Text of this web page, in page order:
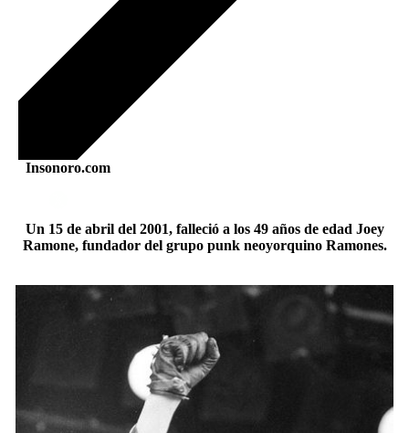
Insonoro.com
Un 15 de abril del 2001, falleció a los 49 años de edad Joey
Ramone, fundador del grupo punk neoyorquino Ramones.